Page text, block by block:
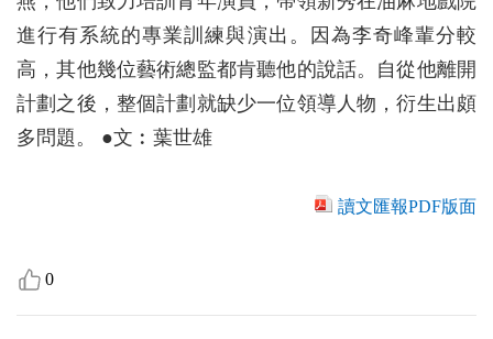
進行有系統的專業訓練與演出。因為李奇峰輩分較
高，其他幾位藝術總監都肯聽他的說話。自從他離開
計劃之後，整個計劃就缺少一位領導人物，衍生出頗
多問題。 ●文︰葉世雄
讀文匯報PDF版面
0